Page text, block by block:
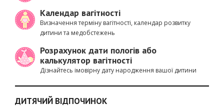
Календар вагітності
Визначення терміну вагітності, календар розвитку
дитини та медобстежень
Розрахунок дати пологів або
калькулятор вагітності
Дізнайтесь імовірну дату народження вашої дитини
ДИТЯЧИЙ ВІДПОЧИНОК